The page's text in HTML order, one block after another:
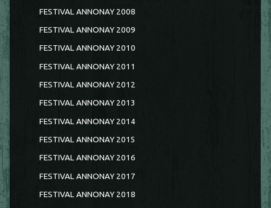
FESTIVAL ANNONAY 2008
FESTIVAL ANNONAY 2009
FESTIVAL ANNONAY 2010
FESTIVAL ANNONAY 2011
FESTIVAL ANNONAY 2012
FESTIVAL ANNONAY 2013
FESTIVAL ANNONAY 2014
FESTIVAL ANNONAY 2015
FESTIVAL ANNONAY 2016
FESTIVAL ANNONAY 2017
FESTIVAL ANNONAY 2018